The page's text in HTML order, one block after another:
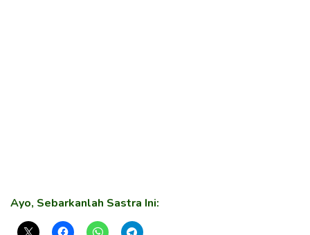
Ayo, Sebarkanlah Sastra Ini: